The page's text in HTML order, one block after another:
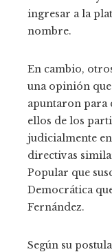
ingresar a la
nombre.
En cambio,
una opinión
apuntaron para
ellos de los
judicialmente
directivas
Popular que
Democrática
Fernández.
Según su